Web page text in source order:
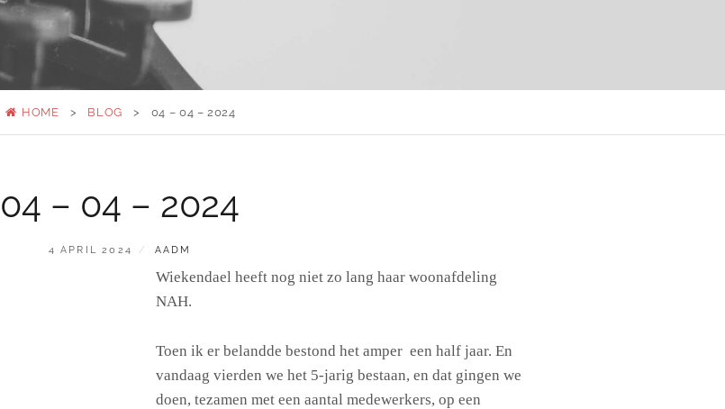
HOME > BLOG > 04 – 04 – 2024
04 – 04 – 2024
GEPLAATST
4 APRIL 2024 BY
AADM
Wiekendael heeft nog niet zo lang haar woonafdeling
NAH.
Toen ik er belandde bestond het amper een half jaar. En
vandaag vierden we het 5-jarig bestaan, en dat gingen we
doen, tezamen met een aantal medewerkers, op een